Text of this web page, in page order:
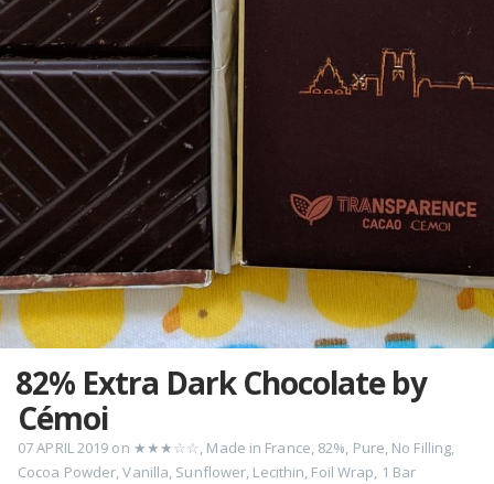
82% Extra Dark Chocolate by
Cémoi
07 APRIL 2019 on ★★★☆☆, Made in France, 82%, Pure, No Filling,
Cocoa Powder,Vanilla, Sunflower, Lecithin, Foil Wrap, 1 Bar